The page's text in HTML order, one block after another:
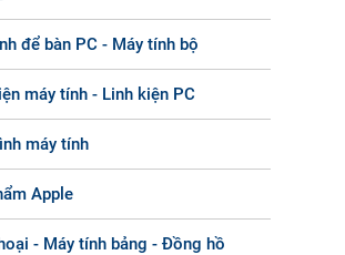
để bàn PC - Máy tính bộ
máy tính - Linh kiện PC
máy tính
Apple
- Máy tính bảng - Đồng hồ